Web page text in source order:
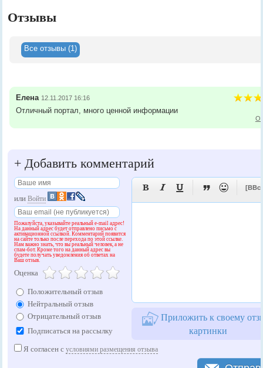
Отзывы
Все отзывы (1)
Елена 12.11.2017 16:16
Отличный портал, много ценной информации
+ Добавить комментарий
илиВойти
Пожалуйста, указывайте реальный e-mail адрес!
На данный адрес будет отправлено письмо с
активационной ссылкой. Комментарий появится
на сайте только после перехода по этой ссылке.
Нам важно знать, что вы реальный человек, а не
спам-бот. Кроме того на данный адрес вы
будете получать уведомления об ответах на
Ваш отзыв.
Оценка
Положительный отзыв
Нейтральный отзыв
Отрицательный отзыв
Подписаться на рассылку
    
Приложить к своему
картинки
Я согласен сусловиями размещения отзыва